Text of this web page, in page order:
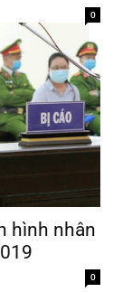
0
hình nhân
0